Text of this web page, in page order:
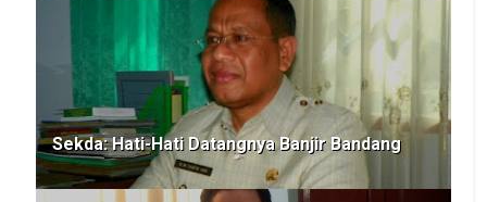
Sekda: Hati-Hati Datangnya Banjir Bandang